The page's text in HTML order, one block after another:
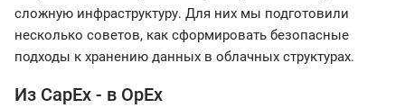
сложную инфраструктуру. Для них мы подготовили
несколько советов, как сформировать безопасные
подходы к хранению данных в облачных структурах.
Из CapEx - в OpEx